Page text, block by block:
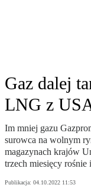
Gaz dalej
LNG z
Im mniej gazu
surowca na wolnym
magazynach krajów
trzech miesięcy
Publikacja: 04.10.2022 11:53